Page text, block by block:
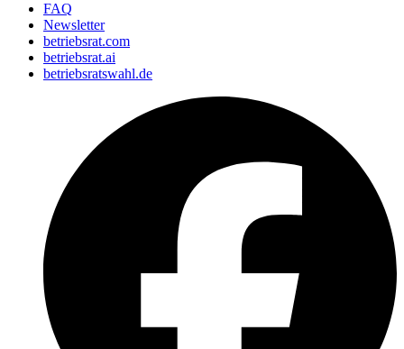
FAQ
Newsletter
betriebsrat.com
betriebsrat.ai
betriebsratswahl.de